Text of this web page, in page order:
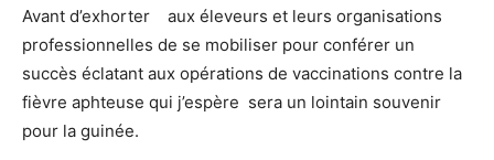
Avant d’exhorter aux éleveurs et leurs organisations
professionnelles de se mobiliser pour conférer un
succès éclatant aux opérations de vaccinations contre la
fièvre aphteuse qui j’espère sera un lointain souvenir
pour la guinée.